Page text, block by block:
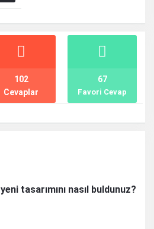
Cevaplar
102
Favori Cevap
67
tasarımını nasıl buldunuz?